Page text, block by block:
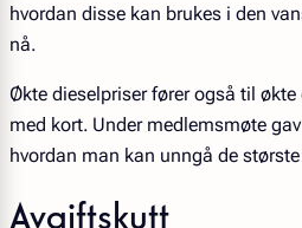
hvordan disse kan brukes i den
nå.
Økte dieselpriser fører også til økte
med kort. Under medlemsmøte
hvordan man kan unngå de
Avgiftskutt